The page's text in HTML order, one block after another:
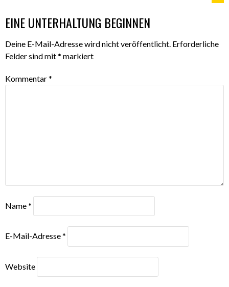
EINE UNTERHALTUNG BEGINNEN
Deine E-Mail-Adresse wird nicht veröffentlicht. Erforderliche
Felder sind mit* markiert
Kommentar*
Name*
E-Mail-Adresse*
Website